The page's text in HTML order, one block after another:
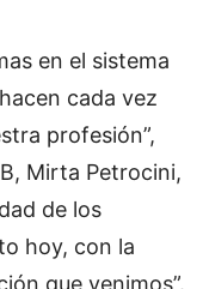
en el sistema
cada vez
profesión”,
Mirta Petrocini,
de los
hoy, con la
que venimos”.